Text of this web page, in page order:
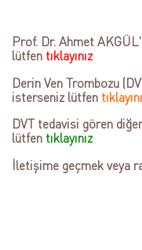
Prof. Dr. Ahmet
lütfen tıklayınız
Derin Ven Trombozu
isterseniz lütfen
DVT tedavisi gören
lütfen tıklayınız
İletişime geçmek veya